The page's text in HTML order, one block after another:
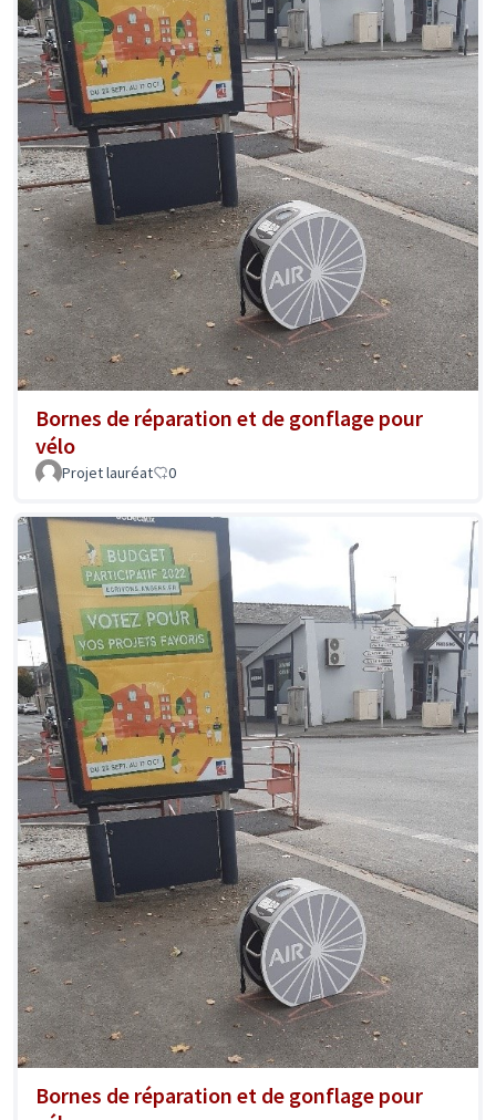
Bornes de réparation et de gonflage pour
vélo
Projet lauréat 0
Bornes de réparation et de gonflage pour